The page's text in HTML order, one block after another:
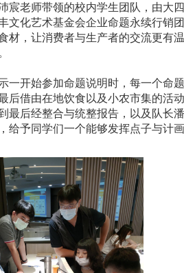
宸老师带领的校内学生团队，由大
文化艺术基金会企业命题永续行销
材，让消费者与生产者的交流更有
一开始参加命题说明时，每一个命
后借由在地饮食以及小农市集的活
最后经整合与统整报告，以及队长
给予同学们一个能够发挥点子与计画